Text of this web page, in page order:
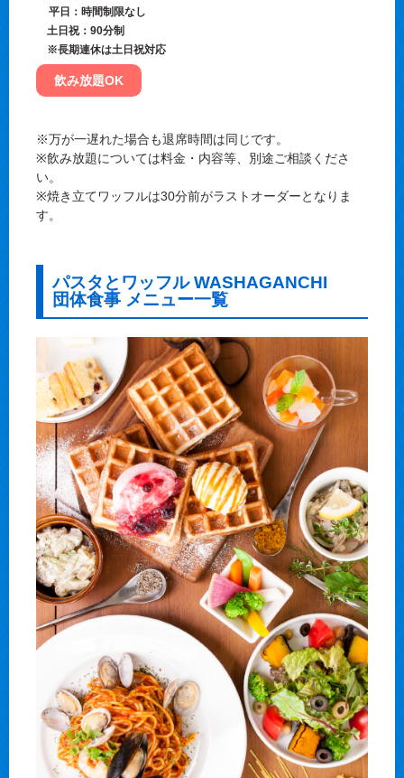
平日：時間制限なし
土日祝：90分制
※長期連休は土日祝対応
飲み放題OK
※万が一遅れた場合も退席時間は同じです。
※飲み放題については料金・内容等、別途ご相談くださ
い。
※焼き立てワッフルは30分前がラストオーダーとなりま
す。
パスタとワッフル WASHAGANCHI
団体食事 メニュー一覧